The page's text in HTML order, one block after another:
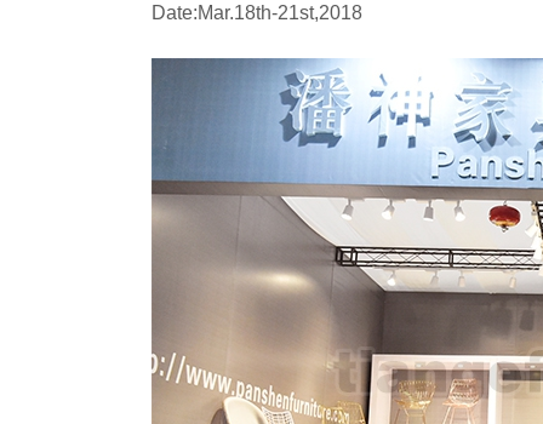
Date:Mar.18th-21st,2018